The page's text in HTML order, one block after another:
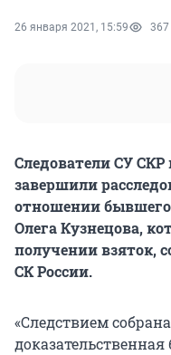
26 января 2021, 15:59 367
Следователи СУ
завершили
отношении
Олега Кузнецова,
получении взяток,
СК России.
«Следствием
доказательственная